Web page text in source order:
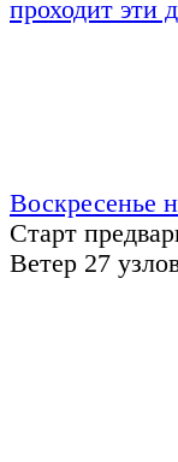
проходит эти
Воскресенье
Старт
Ветер 27